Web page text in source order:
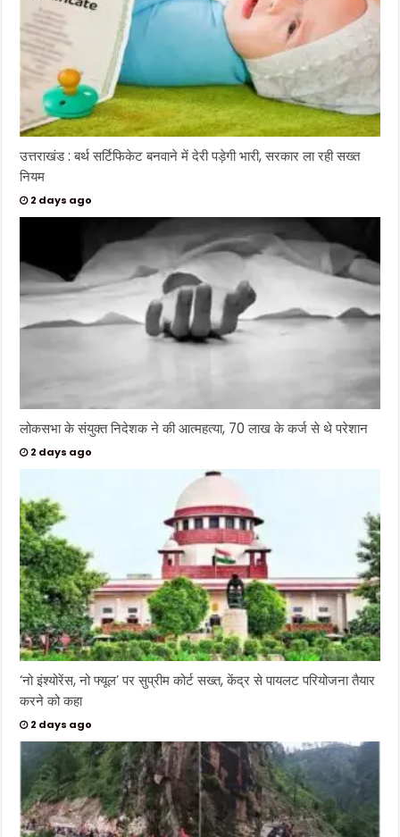
उत्तराखंड : बर्थ सर्टिफिकेट बनवाने में देरी पड़ेगी भारी, सरकार ला रही सख्त
नियम
2 days ago
लोकसभा के संयुक्त निदेशक ने की आत्महत्या, 70 लाख के कर्ज से थे परेशान
2 days ago
‘नो इंश्योरेंस, नो फ्यूल’ पर सुप्रीम कोर्ट सख्त, केंद्र से पायलट परियोजना तैयार
करने को कहा
2 days ago